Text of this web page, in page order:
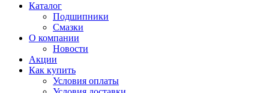
Каталог
Подшипники
Смазки
О компании
Новости
Акции
Как купить
Условия оплаты